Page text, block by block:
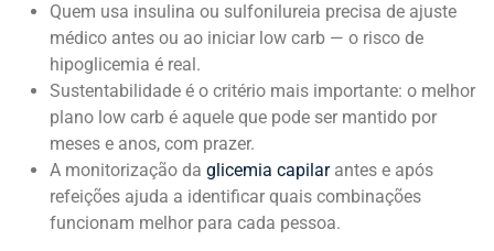
Quem usa insulina ou sulfonilureia precisa de ajuste
médico antes ou ao iniciar low carb — o risco de
hipoglicemia é real.
Sustentabilidade é o critério mais importante: o melhor
plano low carb é aquele que pode ser mantido por
meses e anos, com prazer.
A monitorização da glicemia capilarantes e após
refeições ajuda a identificar quais combinações
funcionam melhor para cada pessoa.